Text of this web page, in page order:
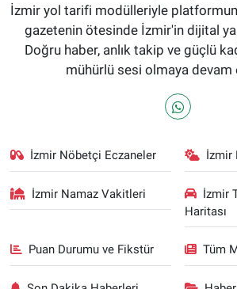
İzmir yol tarifi modülleriyle
gazetenin ötesinde İzmir'in dijital
Doğru haber, anlık takip ve güçlü
mühürlü sesi olmaya devam
İzmir Nöbetçi Eczaneler İzmir
İzmir Namaz Vakitleri
İzmir
Haritası
Puan Durumu ve Fikstür Tüm